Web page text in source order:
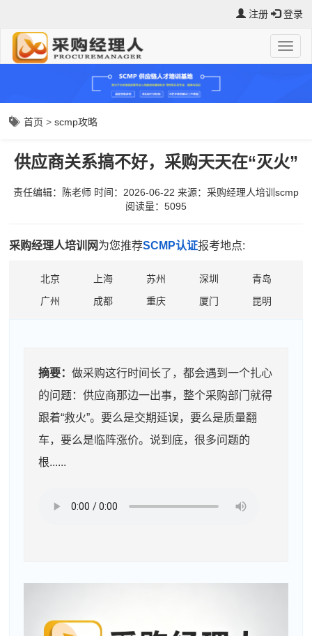
注册 登录
首页 >scmp攻略
供应商关系搞不好，采购天天在“灭火”
责任编辑：陈老师 时间：2026-06-22 来源： 采购经理人培训scmp
阅读量：5095
采购经理人培训网为您推荐SCMP认证报考地点:
北京 上海 苏州 深圳
青岛
广州
成都 重庆 厦门 昆明
摘要：做采购这行时间长了，都会遇到一个扎心
的问题：供应商那边一出事，整个采购部门就得
跟着“救火”。要么是交期延误，要么是质量翻
车，要么是临阵涨价。说到底，很多问题的
根......